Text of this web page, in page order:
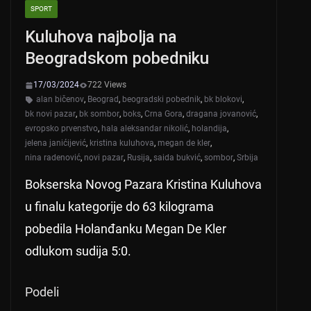
SPORT
Kuluhova najbolja na
Beogradskom pobedniku
17/03/2024
722 Views
alan bičenov, Beograd, beogradski pobednik, bk blokovi,
bk novi pazar, bk sombor, boks, Crna Gora, dragana jovanović,
evropsko prvenstvo, hala aleksandar nikolić, holandija,
jelena janićijević, kristina kuluhova, megan de kler,
nina radenović, novi pazar, Rusija, saida bukvić, sombor, Srbija
Bokserska Novog Pazara Kristina Kuluhova
u finalu kategorije do 63 kilograma
pobedila Holanđanku Megan De Kler
odlukom sudija 5:0.
Podeli